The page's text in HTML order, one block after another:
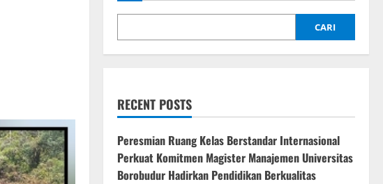
CARI
RECENT POSTS
Peresmian Ruang Kelas Berstandar Internasional
Perkuat Komitmen Magister Manajemen Universitas
Borobudur Hadirkan Pendidikan Berkualitas